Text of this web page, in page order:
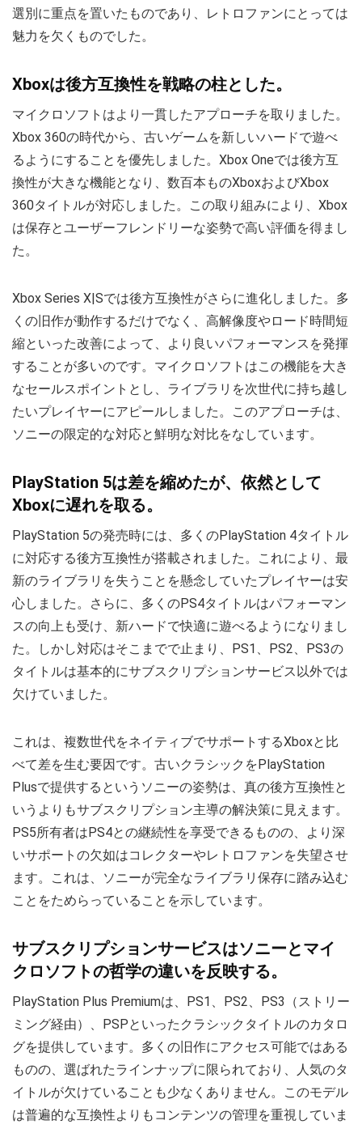
選別に重点を置いたものであり、レトロファンにとっては
魅力を欠くものでした。
Xboxは後方互換性を戦略の柱とした。
マイクロソフトはより一貫したアプローチを取りました。
Xbox 360の時代から、古いゲームを新しいハードで遊べ
るようにすることを優先しました。Xbox Oneでは後方互
換性が大きな機能となり、数百本ものXboxおよびXbox
360タイトルが対応しました。この取り組みにより、Xbox
は保存とユーザーフレンドリーな姿勢で高い評価を得まし
た。
Xbox Series X|Sでは後方互換性がさらに進化しました。多
くの旧作が動作するだけでなく、高解像度やロード時間短
縮といった改善によって、より良いパフォーマンスを発揮
することが多いのです。マイクロソフトはこの機能を大き
なセールスポイントとし、ライブラリを次世代に持ち越し
たいプレイヤーにアピールしました。このアプローチは、
ソニーの限定的な対応と鮮明な対比をなしています。
PlayStation 5は差を縮めたが、依然として
Xboxに遅れを取る。
PlayStation 5の発売時には、多くのPlayStation 4タイトル
に対応する後方互換性が搭載されました。これにより、最
新のライブラリを失うことを懸念していたプレイヤーは安
心しました。さらに、多くのPS4タイトルはパフォーマン
スの向上も受け、新ハードで快適に遊べるようになりまし
た。しかし対応はそこまでで止まり、PS1、PS2、PS3の
タイトルは基本的にサブスクリプションサービス以外では
欠けていました。
これは、複数世代をネイティブでサポートするXboxと比
べて差を生む要因です。古いクラシックをPlayStation
Plusで提供するというソニーの姿勢は、真の後方互換性と
いうよりもサブスクリプション主導の解決策に見えます。
PS5所有者はPS4との継続性を享受できるものの、より深
いサポートの欠如はコレクターやレトロファンを失望させ
ます。これは、ソニーが完全なライブラリ保存に踏み込む
ことをためらっていることを示しています。
サブスクリプションサービスはソニーとマイ
クロソフトの哲学の違いを反映する。
PlayStation Plus Premiumは、PS1、PS2、PS3（ストリー
ミング経由）、PSPといったクラシックタイトルのカタロ
グを提供しています。多くの旧作にアクセス可能ではある
ものの、選ばれたラインナップに限られており、人気のタ
イトルが欠けていることも少なくありません。このモデル
は普遍的な互換性よりもコンテンツの管理を重視していま